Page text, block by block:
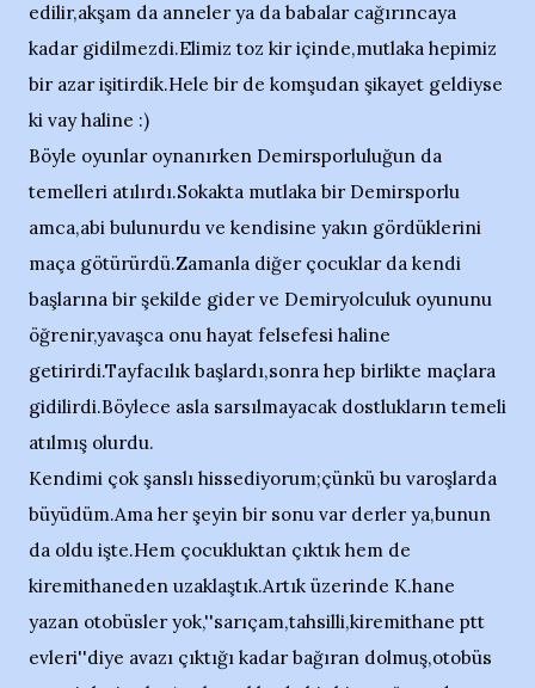
edilir,akşam da anneler ya da babalar cağırıncaya
kadar gidilmezdi.Elimiz toz kir içinde,mutlaka hepimiz
bir azar işitirdik.Hele bir de komşudan şikayet geldiyse
ki vay haline :)
Böyle oyunlar oynanırken Demirsporluluğun da
temelleri atılırdı.Sokakta mutlaka bir Demirsporlu
amca,abi bulunurdu ve kendisine yakın gördüklerini
maça götürürdü.Zamanla diğer çocuklar da kendi
başlarına bir şekilde gider ve Demiryolculuk oyununu
öğrenir,yavaşca onu hayat felsefesi haline
getirirdi.Tayfacılık başlardı,sonra hep birlikte maçlara
gidilirdi.Böylece asla sarsılmayacak dostlukların temeli
atılmış olurdu.
Kendimi çok şanslı hissediyorum;çünkü bu varoşlarda
büyüdüm.Ama her şeyin bir sonu var derler ya,bunun
da oldu işte.Hem çocukluktan çıktık hem de
kiremithaneden uzaklaştık.Artık üzerinde K.hane
yazan otobüsler yok,''sarıçam,tahsilli,kiremithane ptt
evleri''diye avazı çıktığı kadar bağıran dolmuş,otobüs